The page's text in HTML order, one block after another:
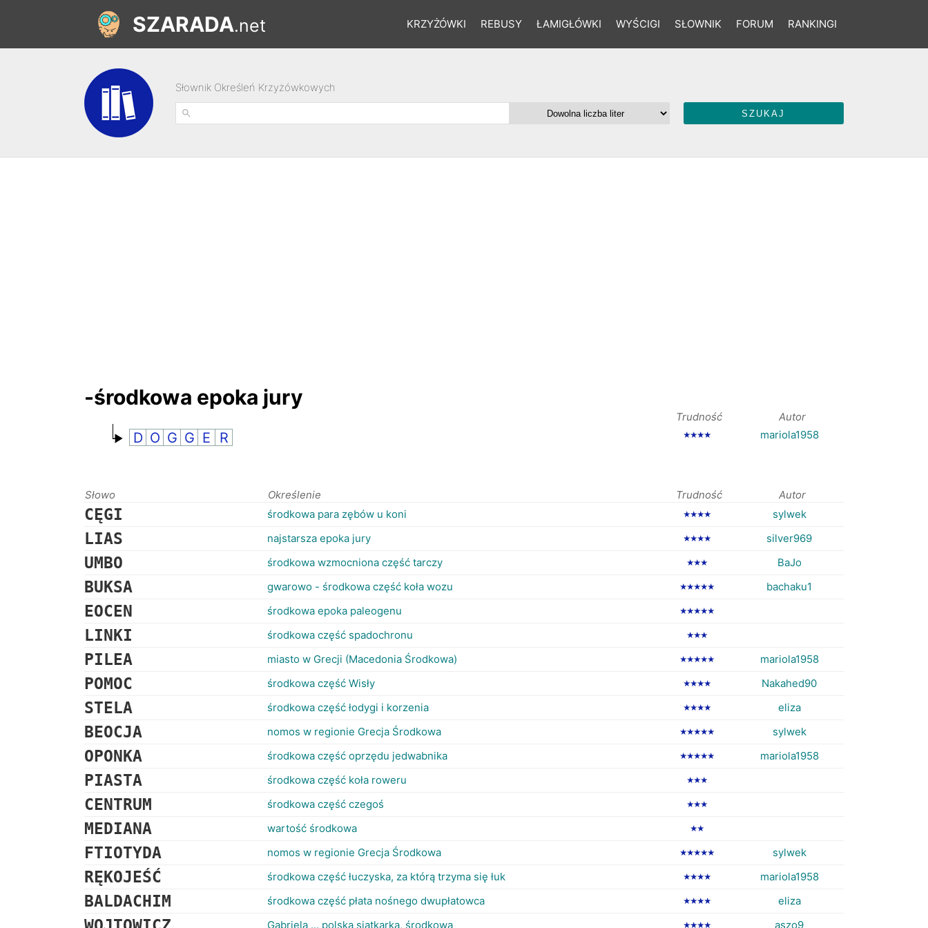
KRZYŻÓWKI REBUSY ŁAMIGŁÓWKI WYŚCIGI SŁOWNIK FORUM RANKINGI
SZARADA.net
Słownik Określeń Krzyżówkowych
-środkowa epoka jury
Trudność Autor
D O G G E R ★★★★ mariola1958
Słowo Określenie Trudność Autor
CĘGI środkowa para zębów u koni ★★★★ sylwek
LIAS najstarsza epoka jury ★★★★ silver969
UMBO środkowa wzmocniona część tarczy ★★★ BaJo
BUKSA gwarowo - środkowa część koła wozu ★★★★★ bachaku1
EOCEN środkowa epoka paleogenu ★★★★★
LINKI środkowa część spadochronu ★★★
PILEA miasto w Grecji (Macedonia Środkowa) ★★★★★ mariola1958
POMOC środkowa część Wisły ★★★★ Nakahed90
STELA środkowa część łodygi i korzenia ★★★★ eliza
BEOCJA nomos w regionie Grecja Środkowa ★★★★★ sylwek
OPONKA środkowa część oprzędu jedwabnika ★★★★★ mariola1958
PIASTA środkowa część koła roweru ★★★
CENTRUM środkowa część czegoś ★★★
MEDIANA wartość środkowa ★★
FTIOTYDA nomos w regionie Grecja Środkowa ★★★★★ sylwek
RĘKOJEŚĆ środkowa część łuczyska, za którą trzyma się łuk ★★★★ mariola1958
BALDACHIM środkowa część płata nośnego dwupłatowca ★★★★ eliza
Gabriela ... polska siatkarka, środkowa ★★★★ aszo9